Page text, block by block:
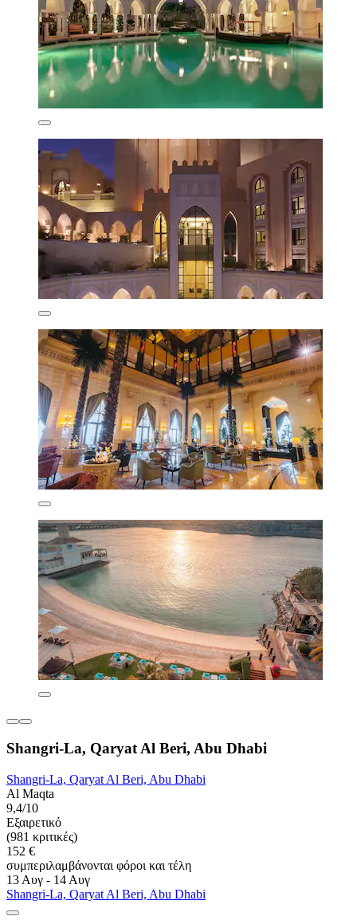
Shangri-La, Qaryat Al Beri, Abu Dhabi
Shangri-La, Qaryat Al Beri, Abu Dhabi
Al Maqta
9,4/10
Εξαιρετικό
(981 κριτικές)
152 €
συμπεριλαμβάνονται φόροι και τέλη
13 Αυγ - 14 Αυγ
Shangri-La, Qaryat Al Beri, Abu Dhabi